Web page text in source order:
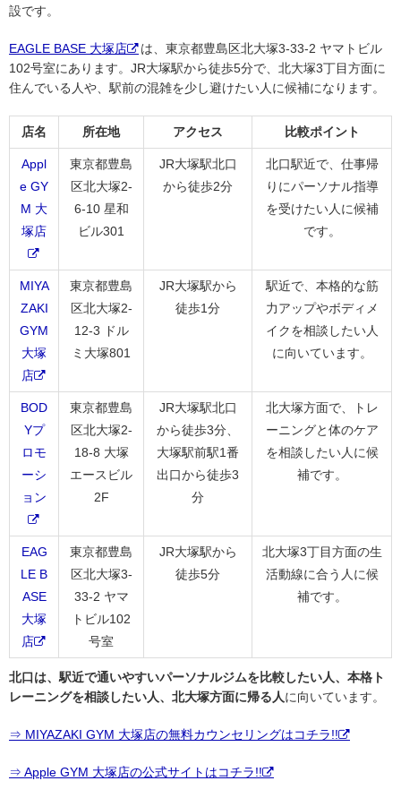
設です。
EAGLE BASE 大塚店
は、東京都豊島区北大塚3-33-2 ヤマトビル
102号室にあります。JR大塚駅から徒歩5分で、北大塚3丁目方面に
住んでいる人や、駅前の混雑を少し避けたい人に候補になります。
店名 所在地 アクセス 比較ポイント
Appl
e GY
M 大
塚店
東京都豊島
区北大塚2-
6-10 星和
ビル301
JR大塚駅北口
から徒歩2分
北口駅近で、仕事帰
りにパーソナル指導
を受けたい人に候補
です。
MIYA
ZAKI
GYM
大塚
店
東京都豊島
区北大塚2-
12-3 ドル
ミ大塚801
JR大塚駅から
徒歩1分
駅近で、本格的な筋
力アップやボディメ
イクを相談したい人
に向いています。
BOD
Yプ
ロモ
ーシ
ョン
東京都豊島
区北大塚2-
18-8 大塚
エースビル
2F
JR大塚駅北口
から徒歩3分、
大塚駅前駅1番
出口から徒歩3
分
北大塚方面で、トレ
ーニングと体のケア
を相談したい人に候
補です。
EAG
LE B
ASE
大塚
店
東京都豊島
区北大塚3-
33-2 ヤマ
トビル102
号室
JR大塚駅から
徒歩5分
北大塚3丁目方面の生
活動線に合う人に候
補です。
北口は、駅近で通いやすいパーソナルジムを比較したい人、本格ト
レーニングを相談したい人、北大塚方面に帰る人に向いています。
⇒ MIYAZAKI GYM 大塚店の無料カウンセリングはコチラ!!
⇒ Apple GYM 大塚店の公式サイトはコチラ!!